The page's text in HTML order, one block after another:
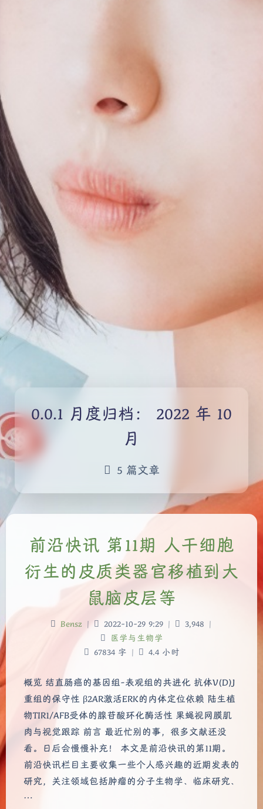
月度归档： 2022 年 10
月
5 篇文章
前沿快讯 第11期 人干细胞
衍生的皮质类器官移植到大
鼠脑皮层等
Bensz | 2022-10-29 9:29 | 3,948 |
医学与生物学
67834 字 | 4.4 小时
概览 结直肠癌的基因组-表观组的共进化 抗体V(D)J
重组的保守性 β2AR激活ERK的内体定位依赖 陆生植
物TIR1/AFB受体的腺苷酸环化酶活性 果蝇视网膜肌
肉与视觉跟踪 前言 最近忙别的事，很多文献还没
看。日后会慢慢补充！ 本文是前沿快讯的第11期。
前沿快讯栏目主要收集一些个人感兴趣的近期发表的
研究，关注领域包括肿瘤的分子生物学、临床研究、
…